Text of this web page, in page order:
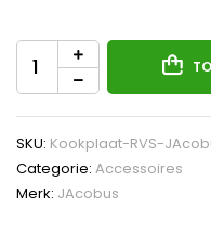
SKU: Kookplaat-RVS-
Categorie: Accessoires
Merk: JAcobus